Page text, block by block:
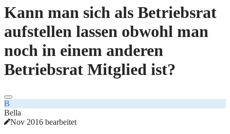
Kann man sich als Betriebsrat
aufstellen lassen obwohl man
noch in einem anderen
Betriebsrat Mitglied ist?
B
Bella
Nov 2016 bearbeitet